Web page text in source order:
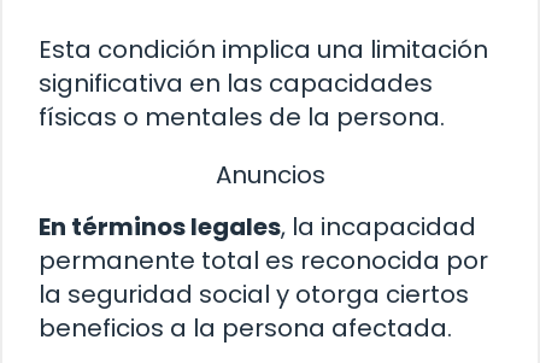
Esta condición implica una limitación
significativa en las capacidades
físicas o mentales de la persona.
Anuncios
En términos legales, la incapacidad
permanente total es reconocida por
la seguridad social y otorga ciertos
beneficios a la persona afectada.